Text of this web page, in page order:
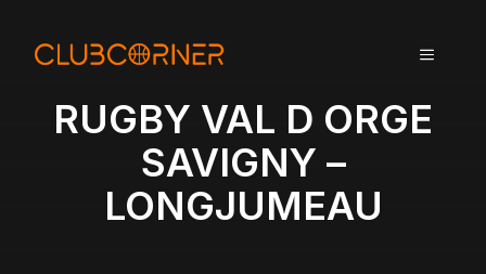
MENU
RUGBY VAL D ORGE
SAVIGNY –
LONGJUMEAU